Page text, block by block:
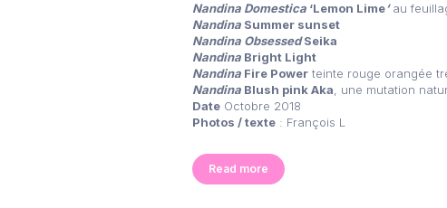
Nandina Domestica ‘Lemon Lime‘au
Nandina Summer sunset
Nandina ObsessedSeika
Nandina Bright Light
Nandina Fire Power teinte rouge orangée
Nandina Blush pink Aka , une mutation
Date Octobre 2018
Photos / texte : François L
Read more